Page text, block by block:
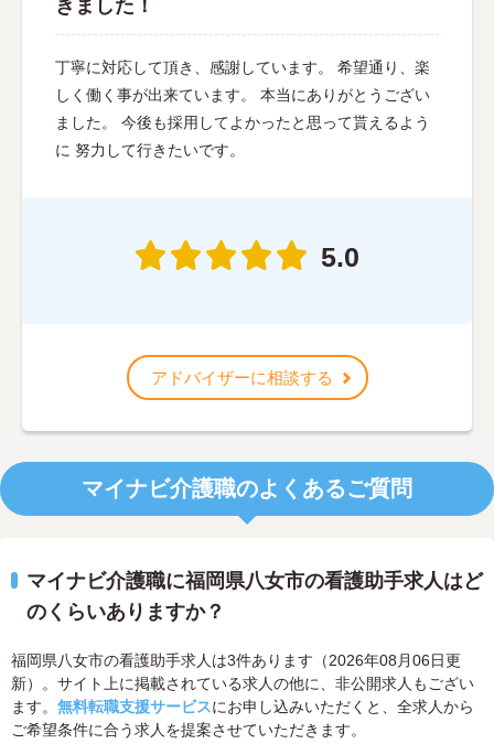
きました！
丁寧に対応して頂き、感謝しています。 希望通り、楽
しく働く事が出来ています。 本当にありがとうござい
ました。 今後も採用してよかったと思って貰えるよう
に 努力して行きたいです。
5.0
アドバイザーに相談する
マイナビ介護職のよくあるご質問
マイナビ介護職に福岡県八女市の看護助手求人はど
のくらいありますか？
福岡県八女市の看護助手求人は3件あります（2026年08月06日更
新）。サイト上に掲載されている求人の他に、非公開求人もござい
ます。 無料転職支援サービスにお申し込みいただくと、全求人から
ご希望条件に合う求人を提案させていただきます。